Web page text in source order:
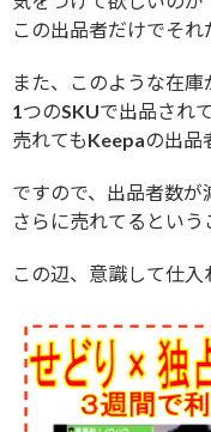
この出品者だけでそれ
また、このような在
1つのSKUで出品され
売れてもKeepaの出品
ですので、出品者数が
さらに売れてるという
この辺、意識して仕